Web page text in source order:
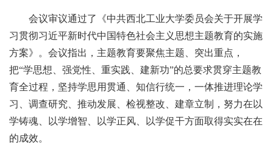
会议审议通过了《中共西北工业大学委员会关于开展学
习贯彻习近平新时代中国特色社会主义思想主题教育的实施
方案》。会议指出，主题教育要聚焦主题、突出重点，
把“学思想、强党性、重实践、建新功”的总要求贯穿主题教
育全过程，坚持学思用贯通、知信行统一，一体推进理论学
习、调查研究、推动发展、检视整改、建章立制，努力在以
学铸魂、以学增智、以学正风、以学促干方面取得实实在在
的成效。